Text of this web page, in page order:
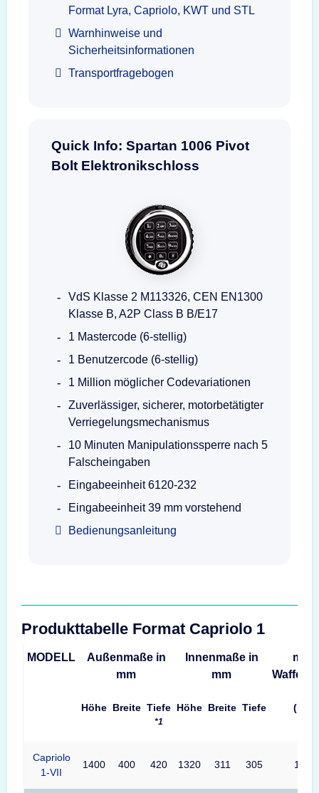
Format Lyra, Capriolo, KWT und STL
Warnhinweise und
Sicherheitsinformationen
Transportfragebogen
Quick Info: Spartan 1006 Pivot
Bolt Elektronikschloss
VdS Klasse 2 M113326, CEN EN1300
Klasse B, A2P Class B B/E17
1 Mastercode (6-stellig)
1 Benutzercode (6-stellig)
1 Million möglicher Codevariationen
Zuverlässiger, sicherer, motorbetätigter
Verriegelungsmechanismus
10 Minuten Manipulationssperre nach 5
Falscheingaben
Eingabeeinheit 6120-232
Eingabeeinheit 39 mm vorstehend
Bedienungsanleitung
Produkttabelle Format Capriolo 1
MODELL
Außenmaße in
mm
Innenmaße in
mm
max.
Höhe Breite Tiefe
*1
Höhe Breite Tiefe (mm)
Capriolo
1-VII
1400 400 420 1320 311 305 1320